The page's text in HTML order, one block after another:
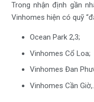
Trong nhận định gần
Vinhomes hiện có quỹ
Ocean Park 2,3;
Vinhomes Cổ Loa;
Vinhomes Đan
Vinhomes Cần Giờ,…